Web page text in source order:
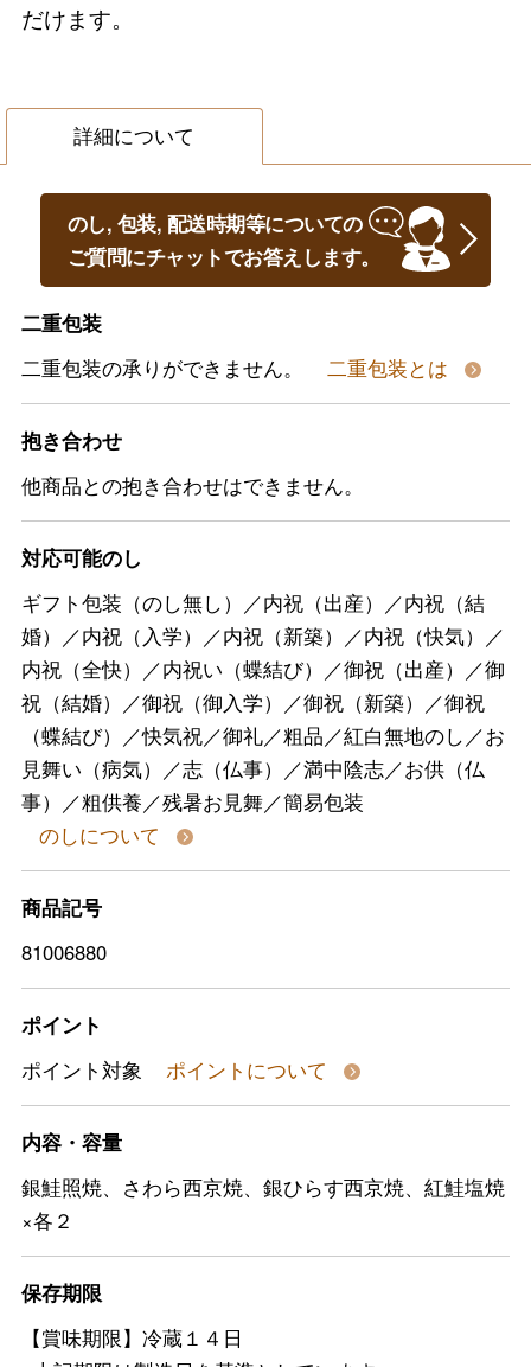
だけます。
詳細について
のし, 包装, 配送時期等についての
ご質問にチャットでお答えします。
二重包装
二重包装の承りができません。
二重包装とは
抱き合わせ
他商品との抱き合わせはできません。
対応可能のし
ギフト包装（のし無し）／内祝（出産）／内祝（結
婚）／内祝（入学）／内祝（新築）／内祝（快気）／
内祝（全快）／内祝い（蝶結び）／御祝（出産）／御
祝（結婚）／御祝（御入学）／御祝（新築）／御祝
（蝶結び）／快気祝／御礼／粗品／紅白無地のし／お
見舞い（病気）／志（仏事）／満中陰志／お供（仏
事）／粗供養／残暑お見舞／簡易包装
のしについて
商品記号
81006880
ポイント
ポイント対象
ポイントについて
内容・容量
銀鮭照焼、さわら西京焼、銀ひらす西京焼、紅鮭塩焼
×各２
保存期限
【賞味期限】冷蔵１４日